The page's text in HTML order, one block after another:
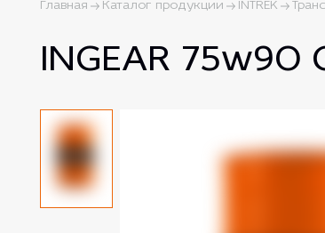
Главная Каталог продукции INTREK
INGEAR 75w90